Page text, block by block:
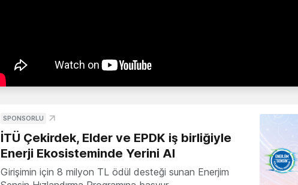
SPONSORLU
İTÜ Çekirdek, Elder ve EPDK iş birliğiyle
Enerji Ekosisteminde Yerini Al
Girişimin için 8 milyon TL ödül desteği sunan Enerjim